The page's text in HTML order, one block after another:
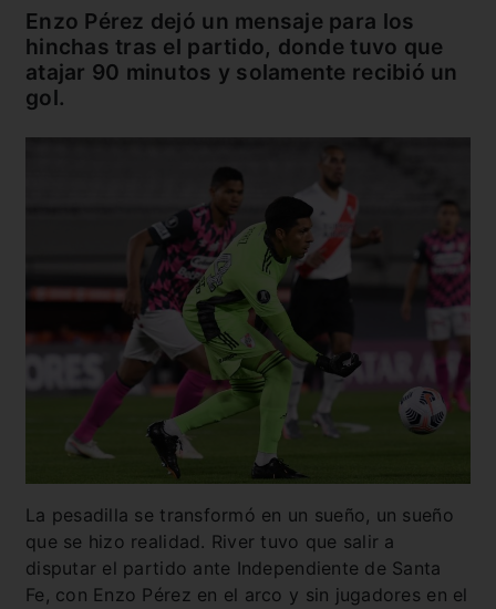
Enzo Pérez dejó un mensaje para los
hinchas tras el partido, donde tuvo que
atajar 90 minutos y solamente recibió un
gol.
La pesadilla se transformó en un sueño, un sueño
que se hizo realidad. River tuvo que salir a
disputar el partido ante Independiente de Santa
Fe, con Enzo Pérez en el arco y sin jugadores en el